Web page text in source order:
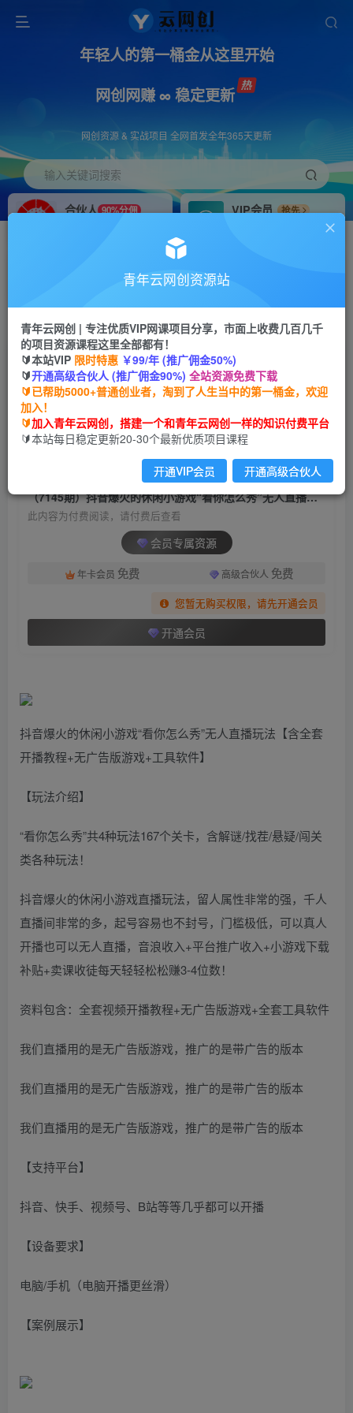
年轻人的第一桶金从这里开始
网创网赚 ∞ 稳定更新
网创资源 & 实战项目 全网首发全年365天更新
输入关键词搜索
合伙人 90%分佣
VIP会员
抢先
搭建同款网站，自己当老板
首页 创业课程 会员专属 正文
（7145期）抖音爆火的休闲小游戏“看你怎么秀”
无人直播玩法【全套教程+游戏+软件】
青年云网创
2年前发布
关注 私信
（7145期）抖音爆火的休闲小游戏“看你怎么秀”无人直播玩法【全套教程+游戏+软件】
此内容为付费阅读，请付费后查看
会员专属资源
年卡会员 免费 高级合伙人 免费
您暂无购买权限，请先开通会员
开通会员
抖音爆火的休闲小游戏“看你怎么秀”无人直播玩法【含全套
开播教程+无广告版游戏+工具软件】
【玩法介绍】
“看你怎么秀”共4种玩法167个关卡，含解谜/找茬/悬疑/闯关
类各种玩法！
抖音爆火的休闲小游戏直播玩法，留人属性非常的强，千人
直播间非常的多，起号容易也不封号，门槛极低，可以真人
开播也可以无人直播，音浪收入+平台推广收入+小游戏下载
补贴+卖课收徒每天轻轻松松赚3-4位数！
资料包含：全套视频开播教程+无广告版游戏+全套工具软件
我们直播用的是无广告版游戏，推广的是带广告的版本
我们直播用的是无广告版游戏，推广的是带广告的版本
我们直播用的是无广告版游戏，推广的是带广告的版本
【支持平台】
抖音、快手、视频号、B站等等几乎都可以开播
【设备要求】
电脑/手机（电脑开播更丝滑）
【案例展示】
青年云网创资源站
青年云网创 | 专注优质VIP网课项目分享，市面上收费几百几千
的项目资源课程这里全部都有！
🔰本站VIP 限时特惠 ￥99/年 (推广佣金50%)
🔰开通高级合伙人 (推广佣金90%) 全站资源免费下载
🔰已帮助5000+普通创业者，淘到了人生当中的第一桶金，欢迎
加入！
🔰加入青年云网创，搭建一个和青年云网创一样的知识付费平台
🔰本站每日稳定更新20-30个最新优质项目课程
开通VIP会员 开通高级合伙人